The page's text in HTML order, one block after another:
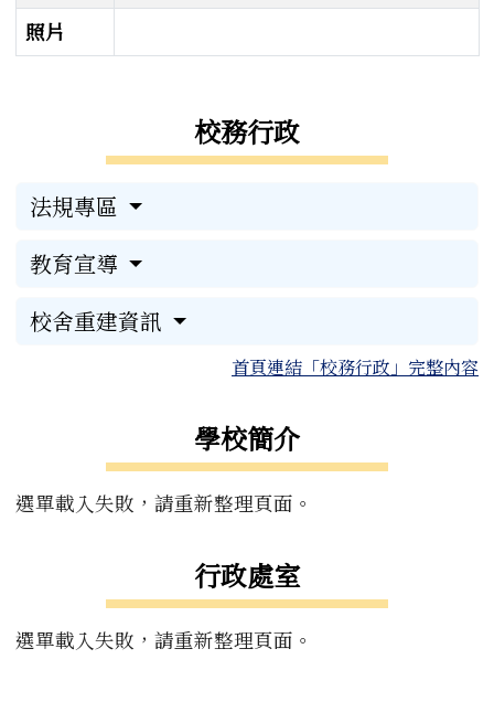
照片
校務行政
法規專區
教育宣導
校舍重建資訊
首頁連結「校務行政」完整內容
學校簡介
選單載入失敗，請重新整理頁面。
行政處室
選單載入失敗，請重新整理頁面。